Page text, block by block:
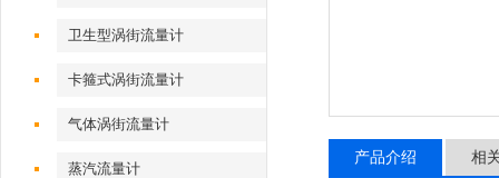
卫生型涡街流量计
卡箍式涡街流量计
气体涡街流量计
蒸汽流量计
产品介绍 相